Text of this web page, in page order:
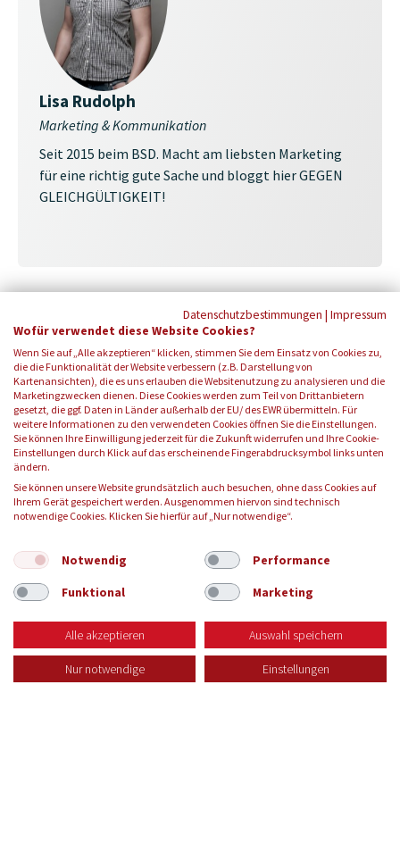
Lisa Rudolph
Marketing & Kommunikation
Seit 2015 beim BSD. Macht am liebsten Marketing
für eine richtig gute Sache und bloggt hier GEGEN
GLEICHGÜLTIGKEIT!
FOLGEN SIE UNS:
gemeinnützige GmbH
KONTAKT IMPRESSUM DATENSCHUTZ
Datenschutzbestimmungen | Impressum
Wofür verwendet diese Website Cookies?
Wenn Sie auf „Alle akzeptieren“ klicken, stimmen Sie dem Einsatz von Cookies zu,
die die Funktionalität der Website verbessern (z.B. Darstellung von
Kartenansichten), die es uns erlauben die Websitenutzung zu analysieren und die
Marketingzwecken dienen. Diese Cookies werden zum Teil von Drittanbietern
gesetzt, die ggf. Daten in Länder außerhalb der EU/ des EWR übermitteln. Für
weitere Informationen zu den verwendeten Cookies öffnen Sie die Einstellungen.
Sie können Ihre Einwilligung jederzeit für die Zukunft widerrufen und Ihre Cookie-
Einstellungen durch Klick auf das erscheinende Fingerabdrucksymbol links unten
ändern.
Sie können unsere Website grundsätzlich auch besuchen, ohne dass Cookies auf
Ihrem Gerät gespeichert werden. Ausgenommen hiervon sind technisch
notwendige Cookies. Klicken Sie hierfür auf „Nur notwendige“.
Notwendig
Performance
Funktional
Marketing
Alle akzeptieren Auswahl speichern
Nur notwendige Einstellungen